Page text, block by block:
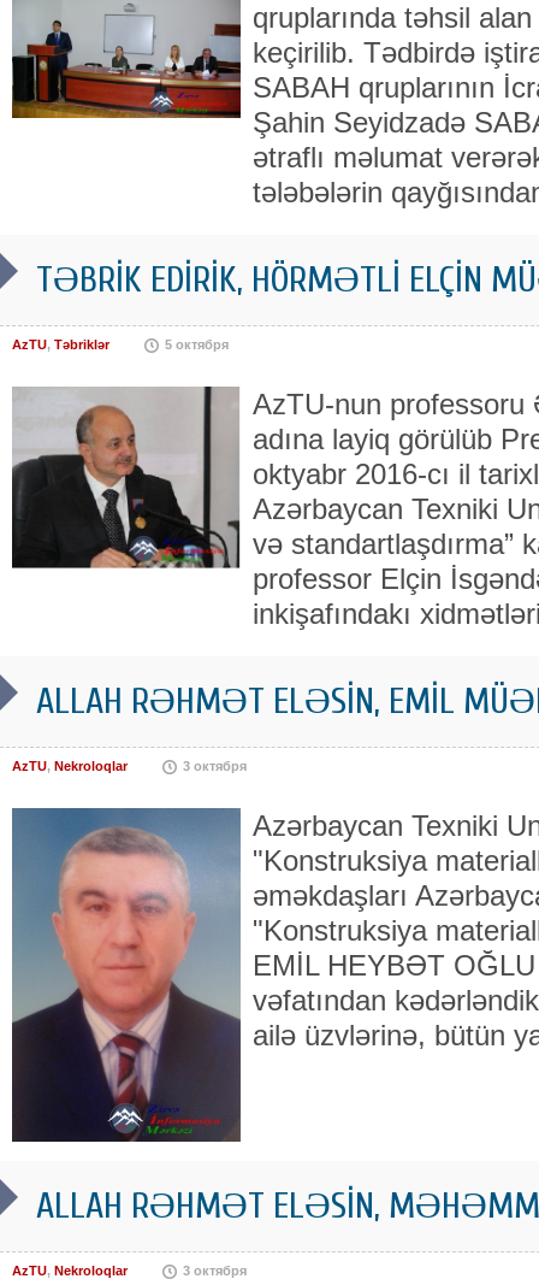
qruplarında təhsil
keçirilib. Tədbirdə
SABAH qruplarının
Şahin Seyidzadə
ətraflı məlumat
tələbələrin
TƏBRİK EDİRİK, HÖRMƏTLİ ELÇİN
AzTU, Təbriklər 5 октября
AzTU-nun
adına layiq görülüb
oktyabr 2016-cı il
Azərbaycan Texniki
və standartlaşdırma”
professor Elçin
inkişafındakı
ALLAH RƏHMƏT ELƏSİN, EMİL
AzTU, Nekroloqlar 3 октября
Azərbaycan Texniki
"Konstruksiya
əməkdaşları
"Konstruksiya
EMİL HEYBƏT
vəfatından
ailə üzvlərinə, bütün
ALLAH RƏHMƏT ELƏSİN,
AzTU, Nekroloqlar 3 октября